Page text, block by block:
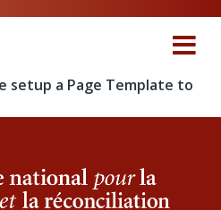
setup a Page Template to